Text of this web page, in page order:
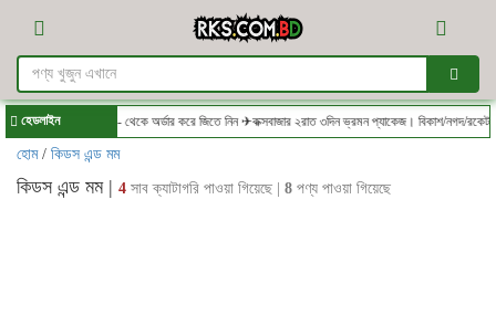
হেডলাইন
RKS.com.bd - থেকে অর্ডার করে জিতে নিন ✈কক্সবাজার ২রাত ৩দিন ভ্রমন প্যাকেজ। বিকাশ/নগদ/রকেট-এ
হোম / কিডস এন্ড মম
কিডস এন্ড মম | 4 সাব ক্যাটাগরি পাওয়া গিয়েছে | 8 পণ্য পাওয়া গিয়েছে